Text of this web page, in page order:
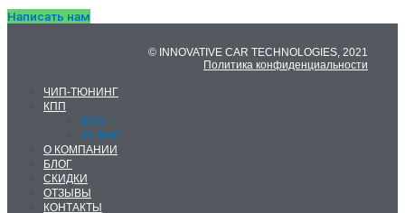
Написать нам
© INNOVATIVE CAR TECHNOLOGIES, 2021
Политика конфиденциальности
ЧИП-ТЮНИНГ
КПП
DSG
ZF 8HP
О КОМПАНИИ
БЛОГ
СКИДКИ
ОТЗЫВЫ
КОНТАКТЫ